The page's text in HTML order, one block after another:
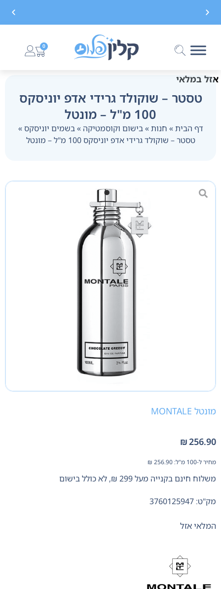
משלוח חינם בקנייה מעל 299 ₪, לא כולל בישום 0
אזל במלאי
טסטר – שוקולד גרידי אדפ יוניסקס
100 מ"ל – מונטל
דף הבית» חנות»בישום וקוסמטיקה »בשמים יוניסקס»
טסטר – שוקולד גרידי אדפ יוניסקס 100 מ"ל – מונטל
מונטל MONTALE
₪256.90
מחיר ל-100 מ"ל: ₪ 256.90
משלוח חינם בקנייה מעל 299 ₪, לא כולל בישום
מק"ט: 3760125947
המלאי אזל